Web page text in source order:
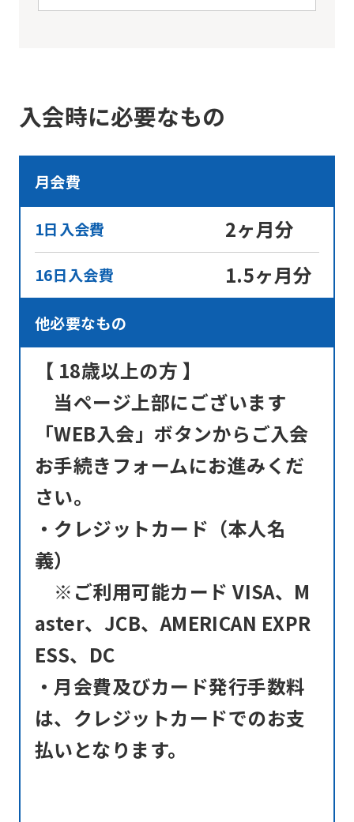
入会時に必要なもの
月会費
1日入会費 2ヶ月分
16日入会費 1.5ヶ月分
他必要なもの
【 18歳以上の方 】
当ページ上部にございます
「WEB入会」ボタンからご入会
お手続きフォームにお進みくだ
さい。
・クレジットカード（本人名
義）
※ご利用可能カード VISA、M
aster、JCB、AMERICAN EXPR
ESS、DC
・月会費及びカード発行手数料
は、クレジットカードでのお支
払いとなります。
For
Central
official
is
automatically
the
link
below
(start
automatic
return
the
top
if
you